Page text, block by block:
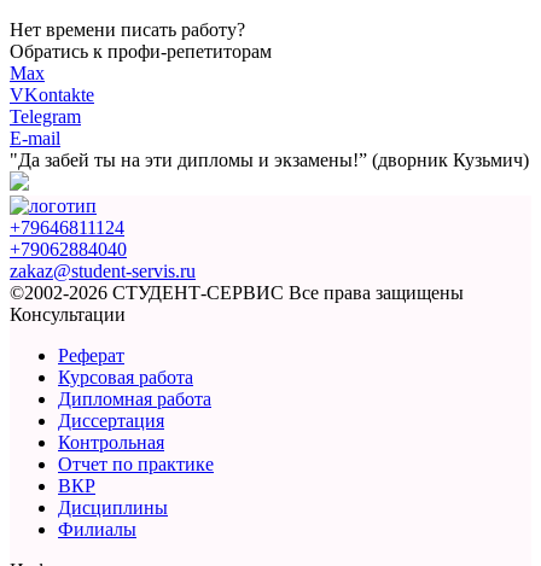
Нет времени писать работу?
Обратись к профи-репетиторам
Max
VKontakte
Telegram
E-mail
"Да забей ты на эти дипломы и экзамены!” (дворник Кузьмич)
+79646811124
+79062884040
zakaz@student-servis.ru
©2002-2026 СТУДЕНТ-СЕРВИС Все права защищены
Консультации
Реферат
Курсовая работа
Дипломная работа
Диссертация
Контрольная
Отчет по практике
ВКР
Дисциплины
Филиалы